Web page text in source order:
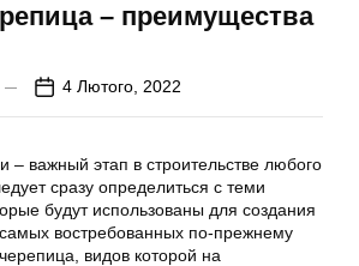
– преимущества
4 Лютого, 2022
– важный этап в строительстве любого
сразу определиться с теми
будут использованы для создания
востребованных по-прежнему
видов которой на